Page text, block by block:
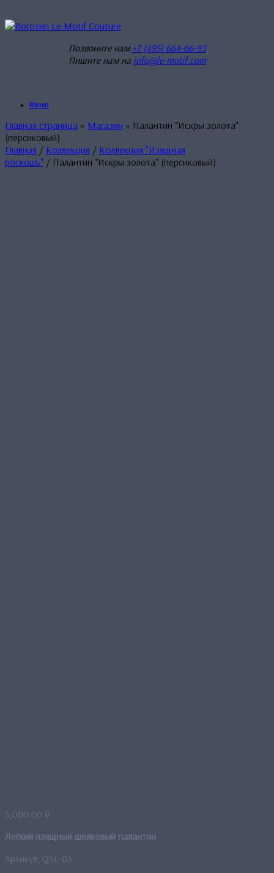
к
Позвоните нам +7 (495) 664-66-93
Пишите нам на info@le-motif.com
Меню
Главная страница » Магазин » Палантин “Искры золота“
(персиковый)
Главная / Коллекция / Коллекция "Изящная
роскошь" / Палантин “Искры золота“ (персиковый)
3,000.00 ₽
Легкий изящный шелковый палантин
Артикул: QSL-03